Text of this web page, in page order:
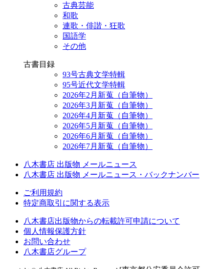
古典芸能
和歌
連歌・俳諧・狂歌
国語学
その他
古書目録
93号古典文学特輯
95号近代文学特輯
2026年2月新蒐（自筆物）
2026年3月新蒐（自筆物）
2026年4月新蒐（自筆物）
2026年5月新蒐（自筆物）
2026年6月新蒐（自筆物）
2026年7月新蒐（自筆物）
八木書店 出版物 メールニュース
八木書店 出版物 メールニュース・バックナンバー
ご利用規約
特定商取引に関する表示
八木書店出版物からの転載許可申請について
個人情報保護方針
お問い合わせ
八木書店グループ